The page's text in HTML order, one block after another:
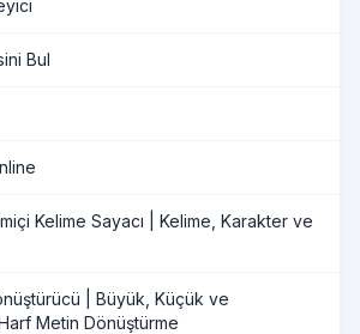
Bul
Kelime Sayacı | Kelime, Karakter ve
| Büyük, Küçük ve
Metin Dönüştürme